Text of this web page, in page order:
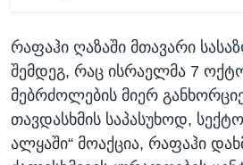
რაფაჰი ღაზაში მთავარი
შემდეგ, რაც ისრაელმა 7
მებრძოლების მიერ
თავდასხმის საპასუხოდ,
ალყაში“ მოაქცია, რაფაჰი